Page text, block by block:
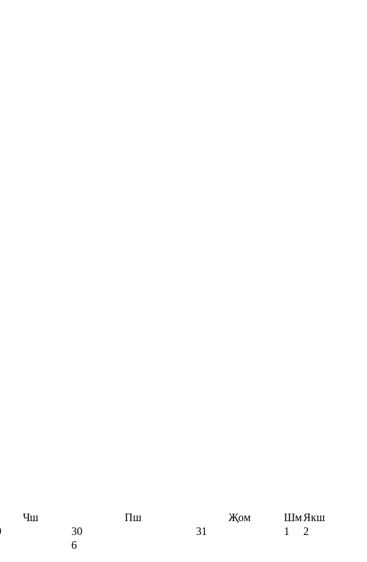
Чш Пш Җом ШмЯкш
30 31 1 2
6